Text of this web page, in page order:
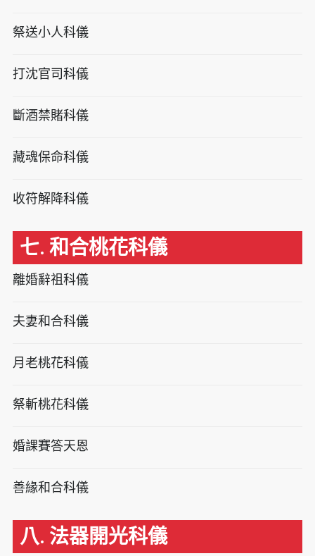
祭送小人科儀
打沈官司科儀
斷酒禁賭科儀
藏魂保命科儀
收符解降科儀
七. 和合桃花科儀
離婚辭祖科儀
夫妻和合科儀
月老桃花科儀
祭斬桃花科儀
婚課賽答天恩
善緣和合科儀
八. 法器開光科儀